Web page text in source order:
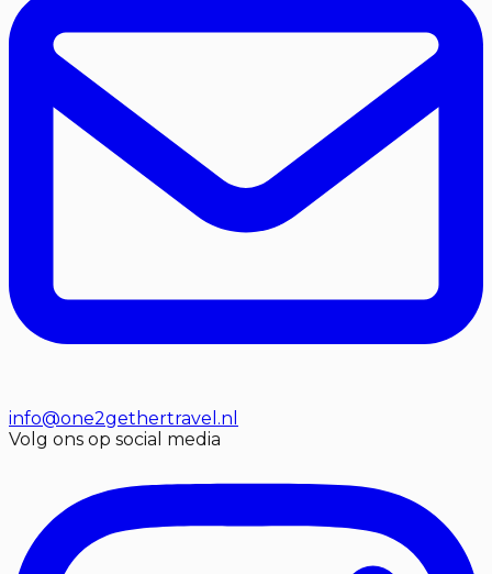
info@one2gethertravel.nl
Volg ons op social media